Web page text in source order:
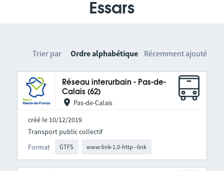
Essars
Trier par Ordre alphabétique Récemment ajouté
Réseau interurbain - Pas-de-
Calais (62)
Pas-de-Calais
créé le 10/12/2019
Format GTFS www:link-1.0-http--link
Transport public collectif